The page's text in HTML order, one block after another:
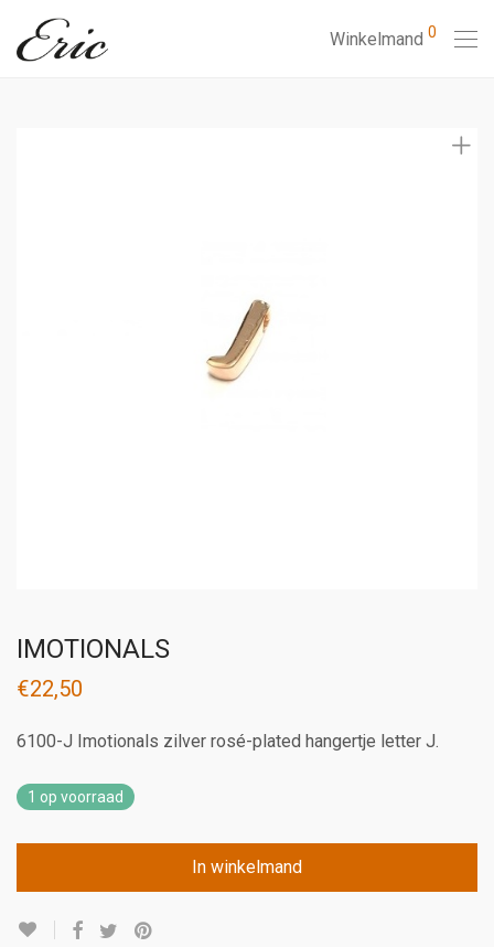
Winkelmand 0
IMOTIONALS
€22,50
6100-J Imotionals zilver rosé-plated hangertje letter J.
1 op voorraad
In winkelmand